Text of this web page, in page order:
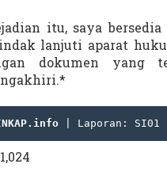
itu, saya
lanjuti aparat
dokumen yang
| Laporan:
1,024